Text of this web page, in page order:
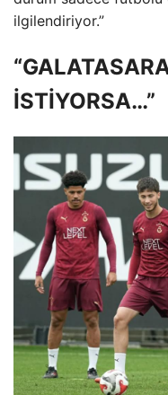
ilgilendiriyor.”
İSTİYORSA…”